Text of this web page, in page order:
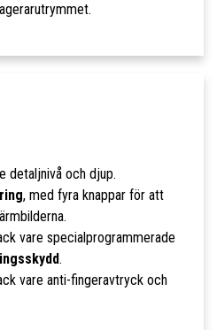
detaljnivå och djup.
, med fyra knappar för att
vare specialprogrammerade
.
vare anti-fingeravtryck och